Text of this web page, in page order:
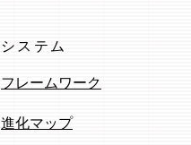
システム
フレームワーク
進化マップ